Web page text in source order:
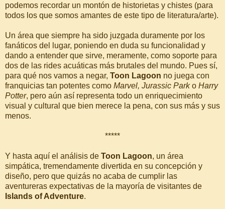
podemos recordar un montón de historietas y chistes (para
todos los que somos amantes de este tipo de literatura/arte).
Un área que siempre ha sido juzgada duramente por los
fanáticos del lugar, poniendo en duda su funcionalidad y
dando a entender que sirve, meramente, como soporte para
dos de las rides acuáticas más brutales del mundo. Pues sí,
para qué nos vamos a negar, Toon Lagoon no juega con
franquicias tan potentes como Marvel, Jurassic Parko Harry
Potter, pero aún así representa todo un enriquecimiento
visual y cultural que bien merece la pena, con sus más y sus
menos.
*****
Y hasta aquí el análisis de Toon Lagoon, un área
simpática, tremendamente divertida en su concepción y
diseño, pero que quizás no acaba de cumplir las
aventureras expectativas de la mayoría de visitantes de
Islands of Adventure.